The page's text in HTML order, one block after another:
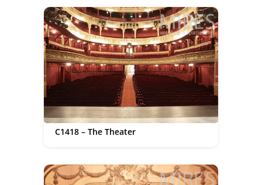
C1418 – The Theater